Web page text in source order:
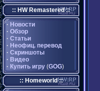
:: HW Remastered ::
· Новости
· Обзор
· Статьи
· Неофиц. перевод
· Скриншоты
· Видео
· Купить игру (GOG)
:: Homeworld ::